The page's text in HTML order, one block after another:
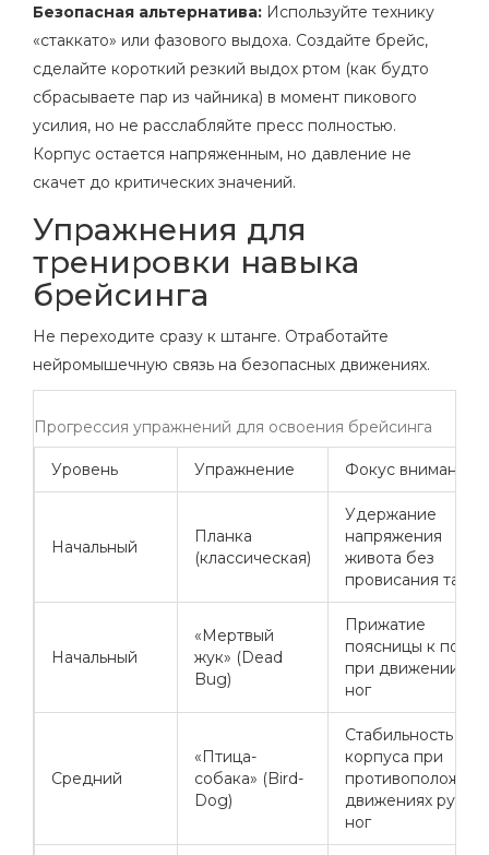
Безопасная альтернатива: Используйте технику
«стаккато» или фазового выдоха. Создайте брейс,
сделайте короткий резкий выдох ртом (как будто
сбрасываете пар из чайника) в момент пикового
усилия, но не расслабляйте пресс полностью.
Корпус остается напряженным, но давление не
скачет до критических значений.
Упражнения для
тренировки навыка
брейсинга
Не переходите сразу к штанге. Отработайте
нейромышечную связь на безопасных движениях.
Прогрессия упражнений для освоения брейсинга
Уровень Упражнение Фокус внимания
Начальный
Планка
(классическая)
Удержание
напряжения
живота без
провисания таза
Начальный
«Мертвый
жук» (Dead
Bug)
Прижатие
поясницы к полу
при движении
ног
Средний
«Птица-
собака» (Bird-
Dog)
Стабильность
корпуса при
противоположных
движениях рук и
ног